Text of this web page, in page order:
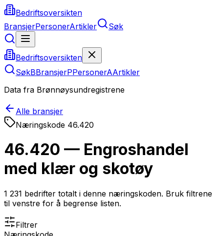
Bedriftsoversikten
BransjerPersonerArtikler Søk
Bedriftsoversikten
SøkBBransjerPPersonerAArtikler
Data fra Brønnøysundregistrene
Alle bransjer
Næringskode 46.420
46.420 — Engroshandel
med klær og skotøy
1 231 bedrifter totalt i denne næringskoden. Bruk filtrene
til venstre for å begrense listen.
Filtrer